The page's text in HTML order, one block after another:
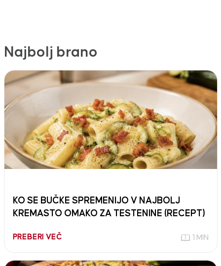
Najbolj brano
KO SE BUČKE SPREMENIJO V NAJBOLJ
KREMASTO OMAKO ZA TESTENINE (RECEPT)
PREBERI VEČ 1 MIN